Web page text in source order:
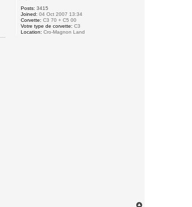
Posts: 3415
Joined: 04 Oct 2007 13:34
Corvette: C3 70 + C5 00
Votre type de corvette: C3
Location: Cro-Magnon Land